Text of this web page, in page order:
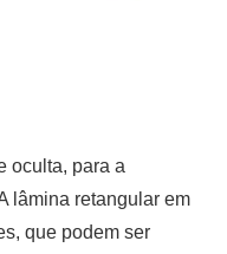
oculta, para a
lâmina retangular em
que podem ser